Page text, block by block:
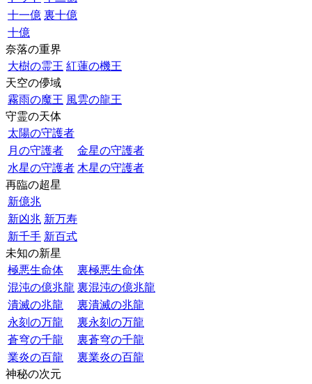
十一億 裏十億
十億
奈落の重界
大樹の霊王 紅蓮の機王
天空の儚域
霧雨の魔王 風雲の龍王
守霊の天体
太陽の守護者
月の守護者
金星の守護者
水星の守護者 木星の守護者
再臨の超星
新億兆
新凶兆 新万寿
新千手 新百式
未知の新星
極悪生命体
裏極悪生命体
混沌の億兆龍 裏混沌の億兆龍
潰滅の兆龍
裏潰滅の兆龍
永刻の万龍
裏永刻の万龍
蒼穹の千龍
裏蒼穹の千龍
業炎の百龍
裏業炎の百龍
神秘の次元